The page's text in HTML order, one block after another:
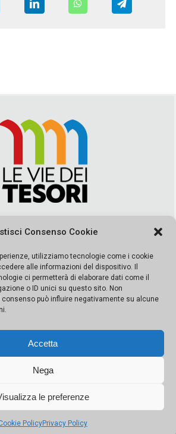
Consenso Cookie
utilizziamo tecnologie come i cookie
alle informazioni del dispositivo. Il
ci permetterà di elaborare dati come il
o ID unici su questo sito. Non
può influire negativamente su alcune
Accetta
Nega
le preferenze
PolicyPrivacy Policy
segreteria@leviedeitesori.it
Marcello Barbaro – Aut. del tribunale di
iscrizione al roc numero 37003 Editore
legale: Via Libertà 93 – 90143 Palermo
di Commercio di Palermo Ufficio
10000 euro IV
Le Vie dei Tesori. Tutti i diritti riservati |Privacy Policy
by:Kappaelle Comunicazione